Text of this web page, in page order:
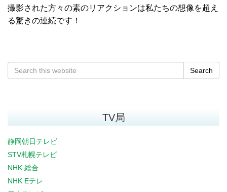
撮影された方々の素のリアクションは私たちの想像を超え
る驚きの連続です！
Search
TV局
静岡朝日テレビ
STV札幌テレビ
NHK 総合
NHK Eテレ